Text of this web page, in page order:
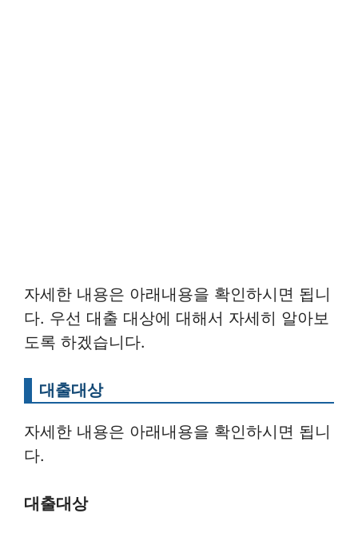
자세한 내용은 아래내용을 확인하시면 됩니
다. 우선 대출 대상에 대해서 자세히 알아보
도록 하겠습니다.
대출대상
자세한 내용은 아래내용을 확인하시면 됩니
다.
대출대상